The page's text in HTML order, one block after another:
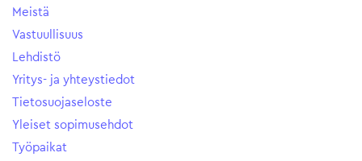
Meistä
Vastuullisuus
Lehdistö
Yritys- ja yhteystiedot
Tietosuojaseloste
Yleiset sopimusehdot
Työpaikat